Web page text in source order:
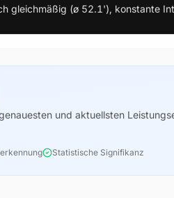
gleichmäßig (ø 52.1'), konstante
und aktuellsten
Statistische Signifikanz